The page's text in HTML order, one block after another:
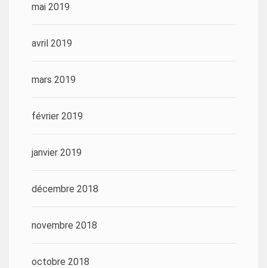
mai 2019
avril 2019
mars 2019
février 2019
janvier 2019
décembre 2018
novembre 2018
octobre 2018